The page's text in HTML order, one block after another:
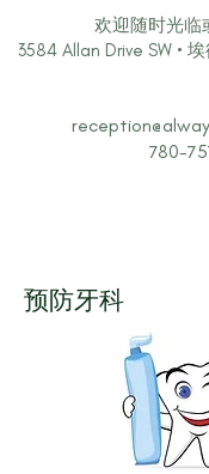
欢迎随时光临
3584 Allan Drive SW •
780-
预防牙科